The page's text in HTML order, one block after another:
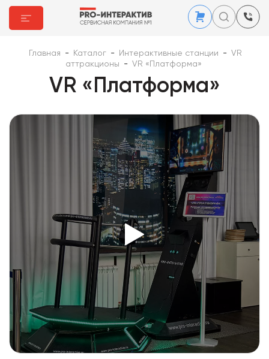
Главная - Каталог - Интерактивные станции - VR
аттракционы
- VR «Платформа»
VR «Платформа»